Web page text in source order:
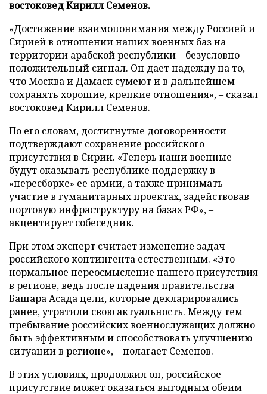
востоковед Кирилл Семенов.
«Достижение взаимопонимания между Россией и
Сирией в отношении наших военных баз на
территории арабской республики – безусловно
положительный сигнал. Он дает надежду на то,
что Москва и Дамаск сумеют и в дальнейшем
сохранять хорошие, крепкие отношения», – сказал
востоковед Кирилл Семенов.
По его словам, достигнутые договоренности
подтверждают сохранение российского
присутствия в Сирии. «Теперь наши военные
будут оказывать республике поддержку в
«пересборке» ее армии, а также принимать
участие в гуманитарных проектах, задействовав
портовую инфраструктуру на базах РФ», –
акцентирует собеседник.
При этом эксперт считает изменение задач
российского контингента естественным. «Это
нормальное переосмысление нашего присутствия
в регионе, ведь после падения правительства
Башара Асада цели, которые декларировались
ранее, утратили свою актуальность. Между тем
пребывание российских военнослужащих должно
быть эффективным и способствовать улучшению
ситуации в регионе», – полагает Семенов.
В этих условиях, продолжил он, российское
присутствие может оказаться выгодным обеим